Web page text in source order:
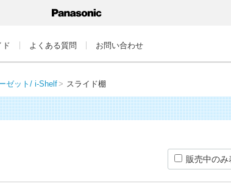
ド よくある質問 お問い合わせ
ゼット/ i-Shelf スライド棚
販売中のみ